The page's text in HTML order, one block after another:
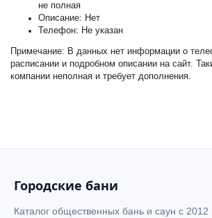
не полная
Описание: Нет
Телефон: Не указан
Примечание: В данных нет информации о
расписании и подробном описании на сайт.
компании неполная и требует дополнения.
Городские бани
Каталог общественных бань и саун с 2012